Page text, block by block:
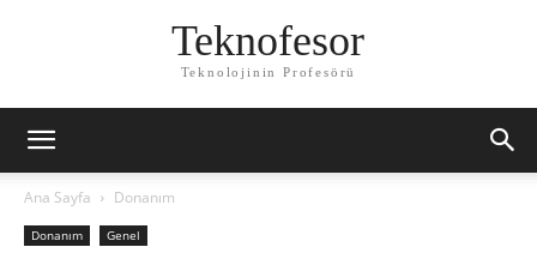
Teknofesor
Teknolojinin Profesörü
Ana Sayfa Donanım
Donanım Genel